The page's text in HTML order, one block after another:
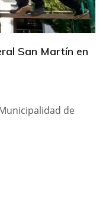
San Martín en
de